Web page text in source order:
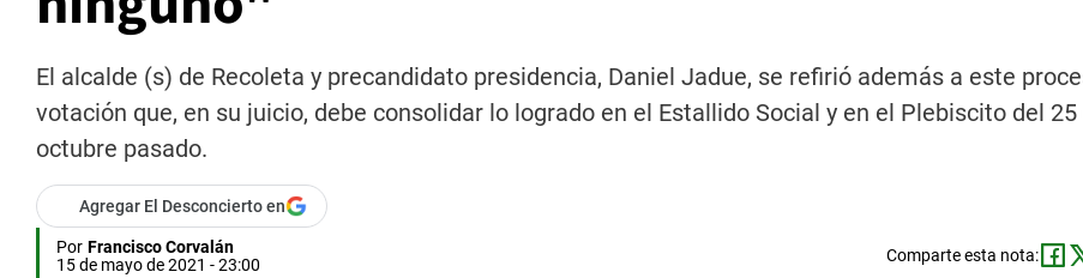
El alcalde (s) de Recoleta y precandidato presidencia, Daniel Jadue, se refirió además a este
votación que, en su juicio, debe consolidar lo logrado en el Estallido Social y en el Plebiscito del 25
octubre pasado.
Agregar El Desconcierto en
Por Francisco Corvalán
15 de mayo de 2021 - 23:00
Comparte esta nota: